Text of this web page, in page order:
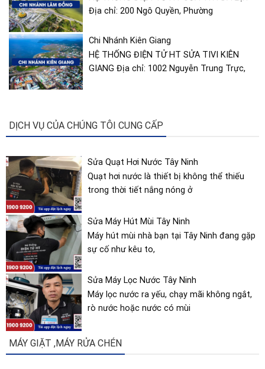
HỆ THỐNG ĐIỆN TỬ HT SỬA TIVI KIÊN
GIANG Địa chỉ: 1002 Nguyễn Trung Trực,
Quạt hơi nước là thiết bị không thể thiếu
trong thời tiết nắng nóng ở
Máy hút mùi nhà bạn tại Tây Ninh đang gặp
sự cố như kêu to,
Máy lọc nước ra yếu, chạy mãi không ngắt,
rò nước hoặc nước có mùi
MÁY GIẶT ,MÁY RỬA CHÉN